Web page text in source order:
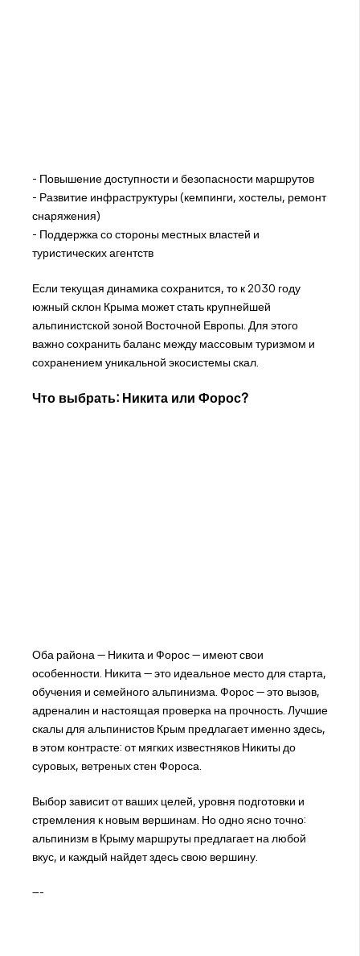
- Повышение доступности и безопасности маршрутов
- Развитие инфраструктуры (кемпинги, хостелы, ремонт
снаряжения)
- Поддержка со стороны местных властей и
туристических агентств
Если текущая динамика сохранится, то к 2030 году
южный склон Крыма может стать крупнейшей
альпинистской зоной Восточной Европы. Для этого
важно сохранить баланс между массовым туризмом и
сохранением уникальной экосистемы скал.
Что выбрать: Никита или Форос?
Оба района — Никита и Форос — имеют свои
особенности. Никита — это идеальное место для старта,
обучения и семейного альпинизма. Форос — это вызов,
адреналин и настоящая проверка на прочность. Лучшие
скалы для альпинистов Крым предлагает именно здесь,
в этом контрасте: от мягких известняков Никиты до
суровых, ветреных стен Фороса.
Выбор зависит от ваших целей, уровня подготовки и
стремления к новым вершинам. Но одно ясно точно:
альпинизм в Крыму маршруты предлагает на любой
вкус, и каждый найдет здесь свою вершину.
---